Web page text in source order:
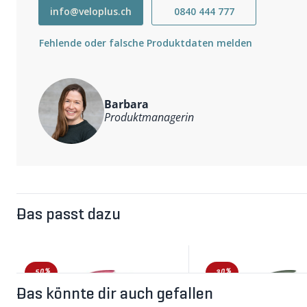
kurzer Frontreissverschluss
reflektierende Elemente
Material: 100% Polyester
info@veloplus.ch 0840 444 777
Fehlende oder falsche Produktdaten melden
Barbara
Produktmanagerin
Das passt dazu
-50% -30%
Das könnte dir auch gefallen